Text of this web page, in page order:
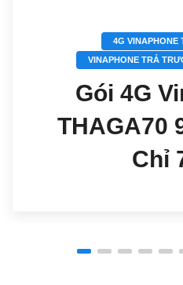
4G VINAPHONE
VINAPHONE TRẢ
Gói 4G
THAGA70
Chỉ